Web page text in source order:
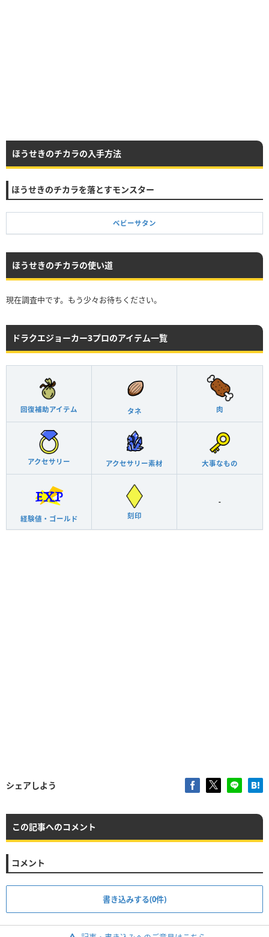
ほうせきのチカラの入手方法
ほうせきのチカラを落とすモンスター
ベビーサタン
ほうせきのチカラの使い道
現在調査中です。もう少々お待ちください。
ドラクエジョーカー3プロのアイテム一覧
回復補助アイテム タネ 肉
アクセサリー アクセサリー素材 大事なもの
経験値・ゴールド 刻印
-
シェアしよう
この記事へのコメント
コメント
書き込みする(0件)